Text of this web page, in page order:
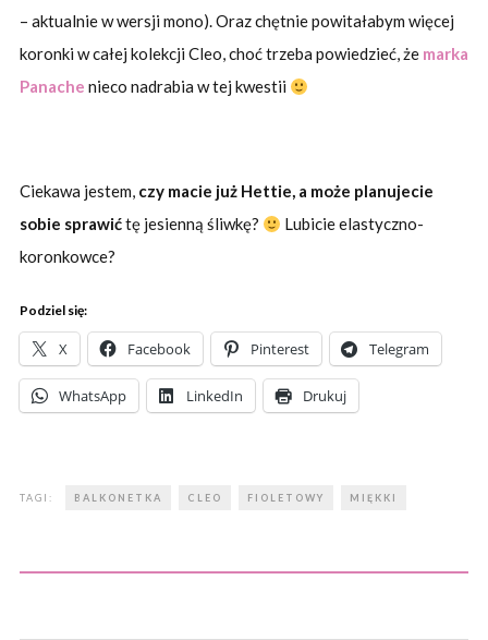
– aktualnie w wersji mono). Oraz chętnie powitałabym więcej
koronki w całej kolekcji Cleo, choć trzeba powiedzieć, że marka
Panache nieco nadrabia w tej kwestii
Ciekawa jestem, czy macie już Hettie, a może planujecie
sobie sprawićtę jesienną śliwkę?
Lubicie elastyczno-
koronkowce?
Podziel się:
X Facebook Pinterest Telegram
WhatsApp LinkedIn Drukuj
TAGI: BALKONETKA CLEO FIOLETOWY MIĘKKI